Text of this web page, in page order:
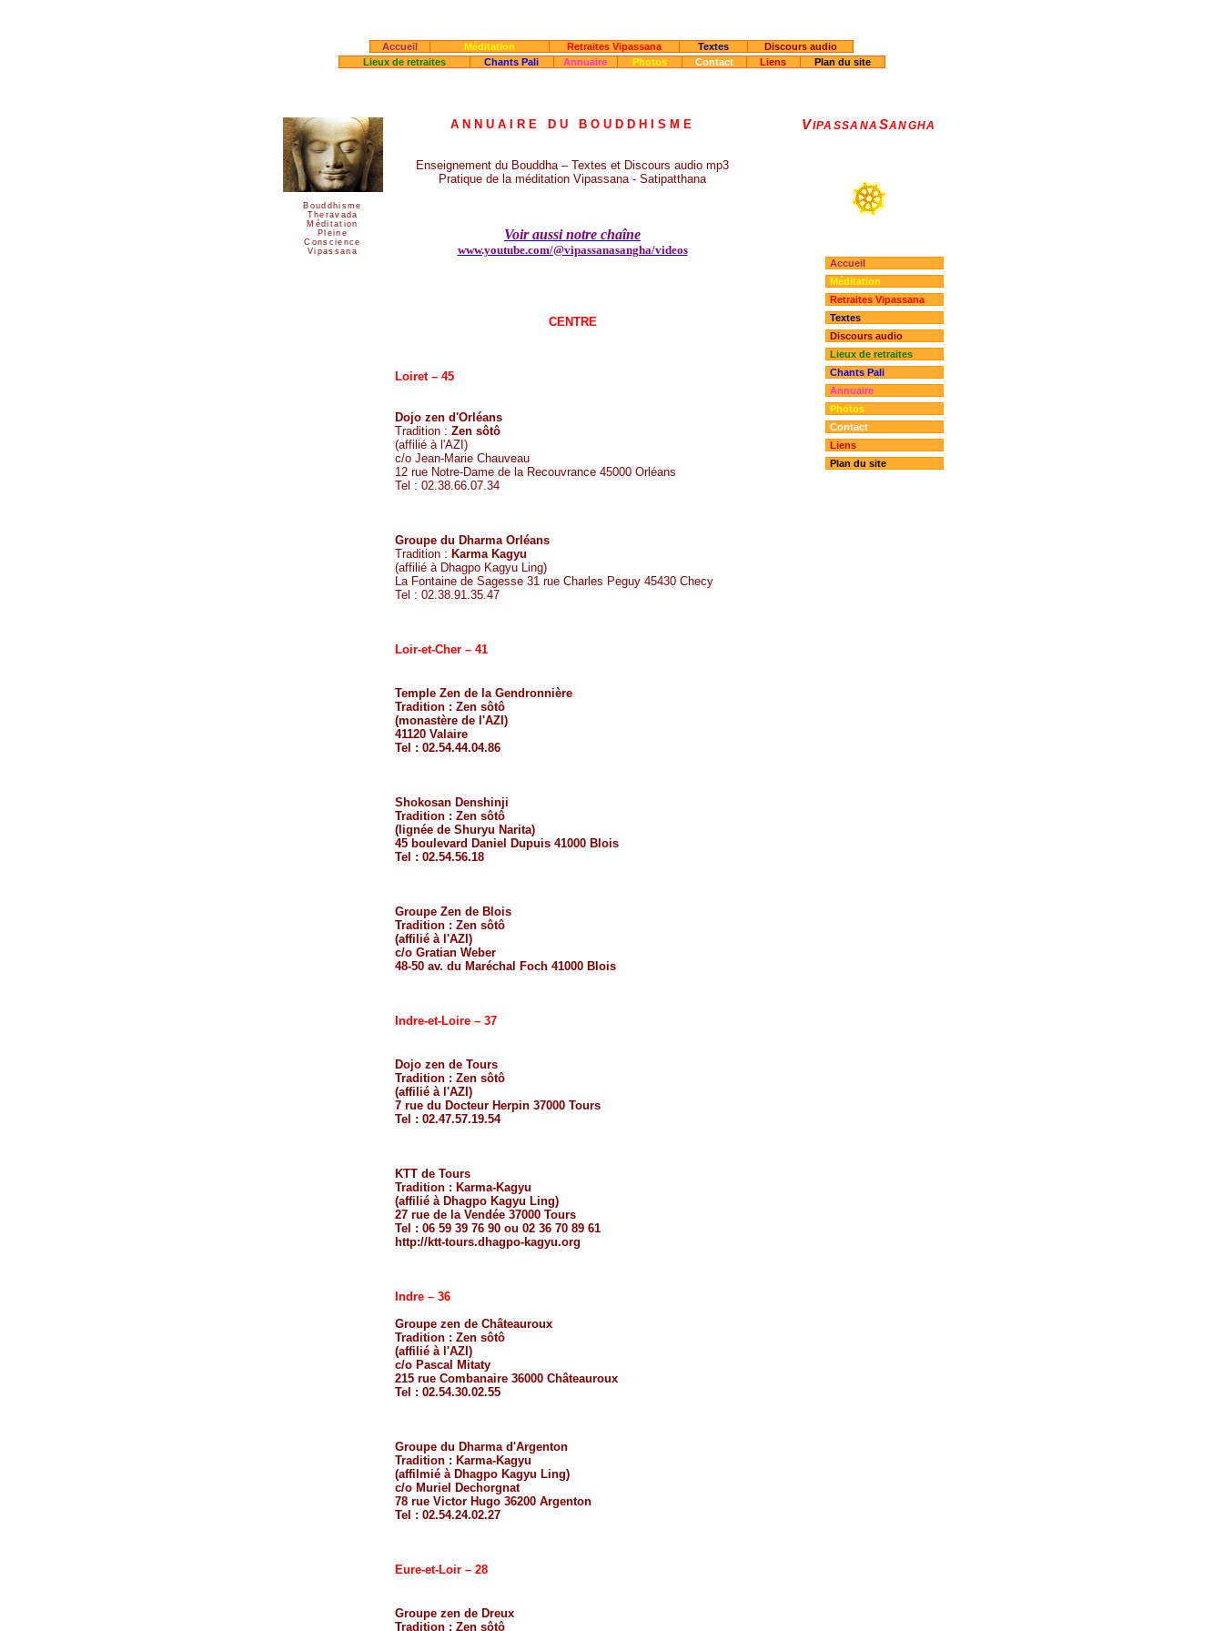
Accueil Méditation Retraites Vipassana Textes
Discours audio
Lieux de retraites
Chants Pali Annuaire Photos Contact Liens Plan du site
Bouddhisme
Theravada
Méditation
Pleine
Conscience
Vipassana
ANNUAIRE DU BOUDDHISME
Enseignement du Bouddha – Textes et Discours audio mp3
Pratique de la méditation Vipassana - Satipatthana
Voir aussi notre chaîne
www.youtube.com/@vipassanasangha/videos
CENTRE
Loiret – 45
Dojo zen d'Orléans
Tradition : Zen sôtô
(affilié à l'AZI )
c/o Jean-Marie Chauveau
12 rue Notre-Dame de la Recouvrance 45000 Orléans
Tel : 02.38.66.07.34
Groupe du Dharma Orléans
Tradition : Karma Kagyu
(affilié à Dhagpo Kagyu Ling)
La Fontaine de Sagesse 31 rue Charles Peguy 45430 Checy
Tel : 02.38.91.35.47
Loir-et-Cher – 41
Temple Zen de la Gendronnière
Tradition : Zen sôtô
(monastère de l'AZI )
41120 Valaire
Tel : 02.54.44.04.86
Shokosan Denshinji
Tradition : Zen sôtô
(lignée de Shuryu Narita)
45 boulevard Daniel Dupuis 41000 Blois
Tel : 02.54.56.18
Groupe Zen de Blois
Tradition : Zen sôtô
(affilié à l'AZI )
c/o Gratian Weber
48-50 av. du Maréchal Foch 41000 Blois
Indre-et-Loire – 37
Dojo zen de Tours
Tradition : Zen sôtô
(affilié à l'AZI )
7 rue du Docteur Herpin 37000 Tours
Tel : 02.47.57.19.54
KTT de Tours
Tradition : Karma-Kagyu
(affilié à Dhagpo Kagyu Ling)
27 rue de la Vendée 37000 Tours
Tel : 06 59 39 76 90 ou 02 36 70 89 61
http://ktt-tours.dhagpo-kagyu.org
Indre – 36
Groupe zen de Châteauroux
Tradition : Zen sôtô
(affilié à l'AZI )
c/o Pascal Mitaty
215 rue Combanaire 36000 Châteauroux
Tel : 02.54.30.02.55
Groupe du Dharma d'Argenton
Tradition : Karma-Kagyu
(affilmié à Dhagpo Kagyu Ling)
c/o Muriel Dechorgnat
78 rue Victor Hugo 36200 Argenton
Tel : 02.54.24.02.27
Eure-et-Loir – 28
Groupe zen de Dreux
Tradition : Zen sôtô
VIPASSANA SANGHA
Accueil
Méditation
Retraites Vipassana
Textes
Discours audio
Lieux de retraites
Chants Pali
Annuaire
Photos
Contact
Liens
Plan du site